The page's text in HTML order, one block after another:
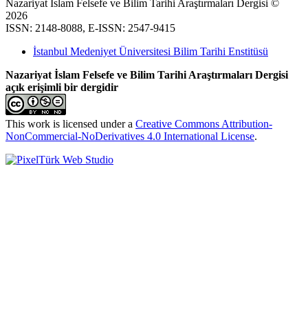
Nazariyat İslam Felsefe ve Bilim Tarihi Araştırmaları Dergisi ©
2026
ISSN: 2148-8088, E-ISSN: 2547-9415
İstanbul Medeniyet Üniversitesi Bilim Tarihi Enstitüsü
Nazariyat İslam Felsefe ve Bilim Tarihi Araştırmaları Dergisi
açık erişimli bir dergidir
This work is licensed under a Creative Commons Attribution-
NonCommercial-NoDerivatives 4.0 International License.